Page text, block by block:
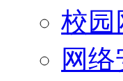
校园
网